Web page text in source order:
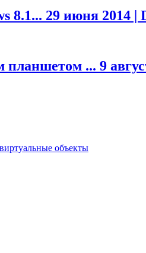
8.1... 29 июня 2014 |
планшетом ... 9
виртуальные объекты